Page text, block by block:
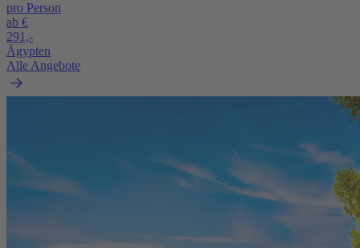
pro Person
ab €
291,-
Ägypten
Alle Angebote